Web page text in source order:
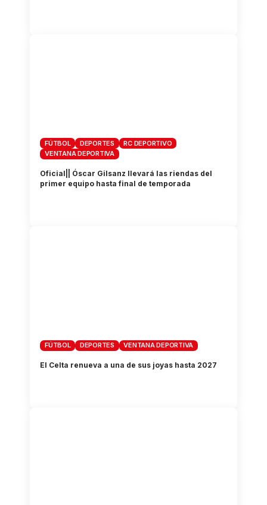
FÚTBOL DEPORTES
RC DEPORTIVO
VENTANA DEPORTIVA
Oficial|| Óscar Gilsanz llevará las riendas del
primer equipo hasta final de temporada
FÚTBOL DEPORTES VENTANA DEPORTIVA
El Celta renueva a una de sus joyas hasta 2027